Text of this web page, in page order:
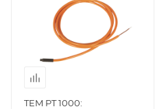
TEM PT 1000: